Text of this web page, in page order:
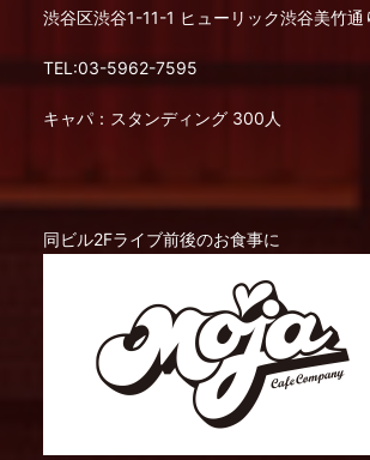
渋谷区渋谷1-11-1 ヒューリック渋谷美竹通
TEL:03-5962-7595
キャパ：スタンディング 300人
同ビル2Fライブ前後のお食事に